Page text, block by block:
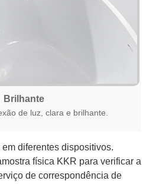
Brilhante
de luz, clara e brilhante.
diferentes dispositivos.
física KKR para verificar a
de correspondência de